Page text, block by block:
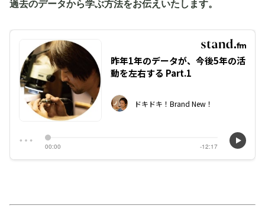
過去のデータから学ぶ方法をお伝えいたします。